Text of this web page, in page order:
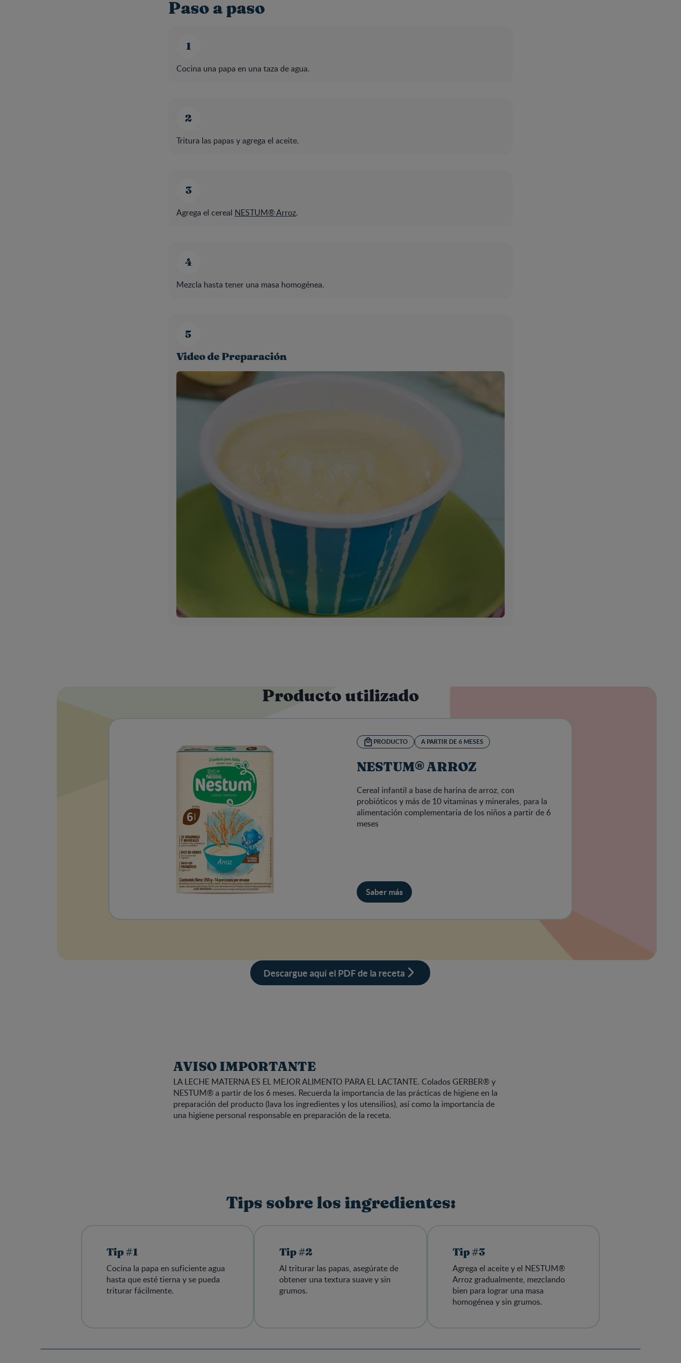
Paso a paso
Cocina una papa en una taza de agua.
Tritura las papas y agrega el aceite.
Agrega el cereal NESTUM® Arroz.
Mezcla hasta tener una masa homogénea.
Video de Preparación
Producto utilizado
PRODUCTO A PARTIR DE 6 MESES
NESTUM® ARROZ
Cereal infantil a base de harina de arroz, con
probióticos y más de 10 vitaminas y minerales, para la
alimentación complementaria de los niños a partir de 6
meses
Saber más
Descargue aquí el PDF de la receta
AVISO IMPORTANTE
LA LECHE MATERNA ES EL MEJOR ALIMENTO PARA EL LACTANTE. Colados GERBER® y
NESTUM® a partir de los 6 meses. Recuerda la importancia de las prácticas de higiene en la
preparación del producto (lava los ingredientes y los utensilios), así como la importancia de
una higiene personal responsable en preparación de la receta.
Tips sobre los ingredientes:
Tip #1
Cocina la papa en suficiente agua
hasta que esté tierna y se pueda
triturar fácilmente.
Tip #2
Al triturar las papas, asegúrate de
obtener una textura suave y sin
grumos.
Tip #3
Agrega el aceite y el NESTUM®
Arroz gradualmente, mezclando
bien para lograr una masa
homogénea y sin grumos.